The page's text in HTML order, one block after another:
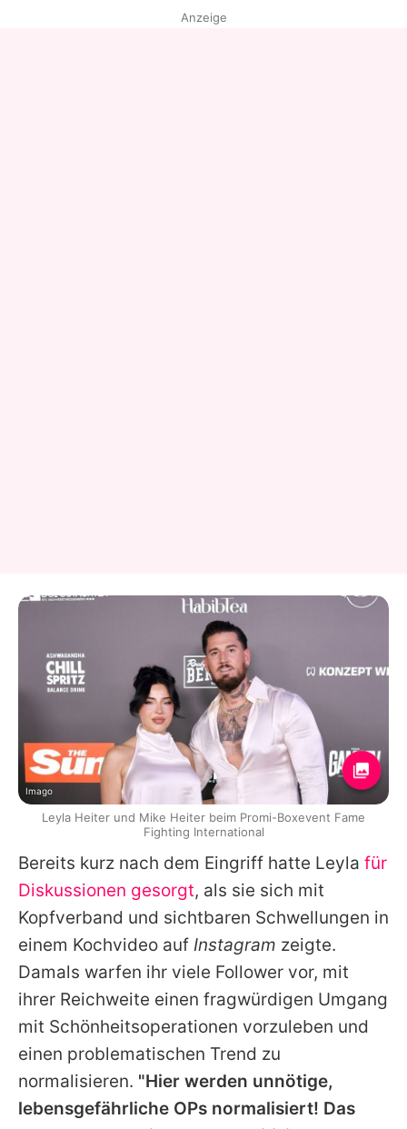
Bereits kurz nach dem Eingriff hatte Leyla für
Diskussionen gesorgt, als sie sich mit
Kopfverband und sichtbaren Schwellungen in
einem Kochvideo auf Instagram zeigte.
Damals warfen ihr viele Follower vor, mit
ihrer Reichweite einen fragwürdigen Umgang
mit Schönheitsoperationen vorzuleben und
einen problematischen Trend zu
normalisieren. "Hier werden unnötige,
lebensgefährliche OPs normalisiert! Das
Anzeige
Imago
Leyla Heiter und Mike Heiter beim Promi-Boxevent Fame
Fighting International